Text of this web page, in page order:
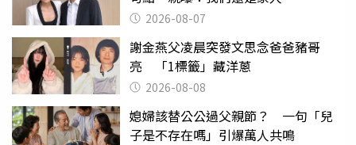
2026-08-07
謝金燕父凌晨突發文思念爸爸豬哥
亮 「1標籤」藏洋蔥
2026-08-08
媳婦該替公公過父親節？ 一句「兒
子是不存在嗎」引爆萬人共鳴